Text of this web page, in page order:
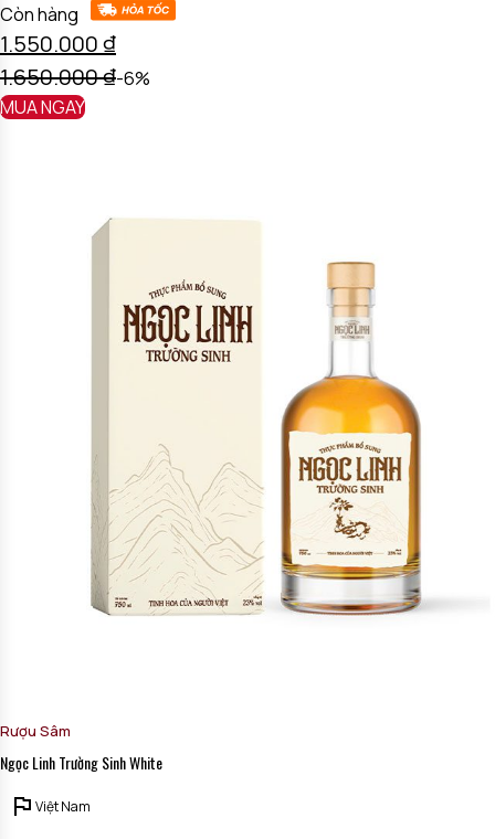
Còn hàng
1.550.000₫
1.650.000₫-6%
MUA NGAY
Rượu Sâm
Ngọc Linh Trường Sinh White
Việt Nam